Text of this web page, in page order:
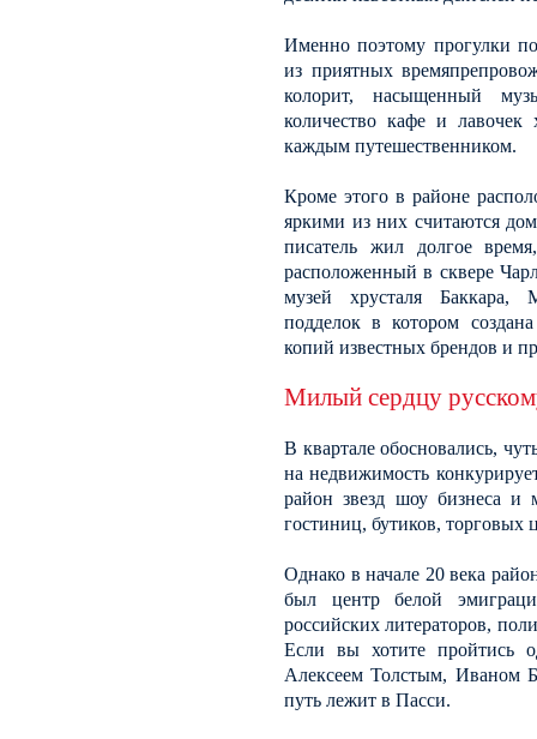
Именно поэтому прогулки
из приятных
колорит, насыщенный
количество кафе и
каждым путешественником.
Кроме этого в районе
яркими из них считаются
писатель жил долгое
расположенный в сквере
музей хрусталя Баккара,
подделок в котором
копий известных брендов и
Милый сердцу
В квартале обосновались,
на недвижимость
район звезд шоу бизнеса и
гостиниц, бутиков, торговых
Однако в начале 20 века
был центр белой
российских литераторов,
Если вы хотите пройтись
Алексеем Толстым, Иваном
путь лежит в Пасси.